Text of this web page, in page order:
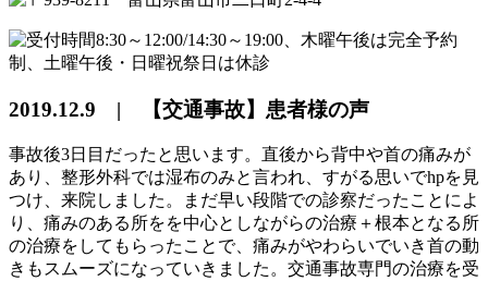
2019.12.9 | 【交通事故】患者様の声
事故後3日目だったと思います。直後から背中や首の痛みが
あり、整形外科では湿布のみと言われ、すがる思いでhpを見
つけ、来院しました。まだ早い段階での診察だったことによ
り、痛みのある所をを中心としながらの治療＋根本となる所
の治療をしてもらったことで、痛みがやわらいでいき首の動
きもスムーズになっていきました。交通事故専門の治療を受